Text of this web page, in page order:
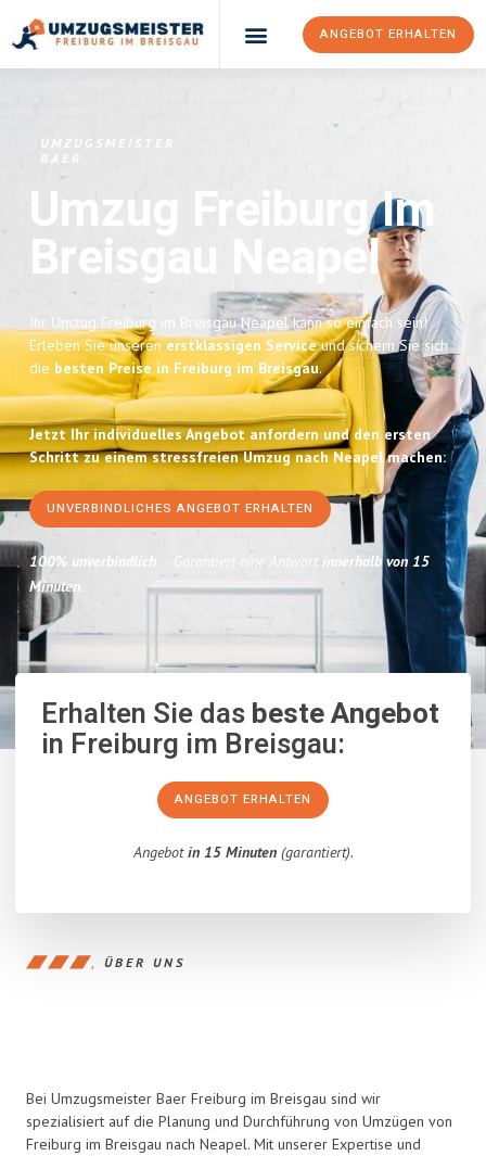
ANGEBOT ERHALTEN
UMZUGSMEISTER
BAER
Umzug Freiburg Im
Breisgau Neapel
Ihr Umzug Freiburg im Breisgau Neapel kann so einfach sein!
Erleben Sie unserenerstklassigen Serviceund sichern Sie sich
die besten Preise in Freiburg im Breisgau.
Jetzt Ihr individuelles Angebot anfordern und den ersten
Schritt zu einem stressfreien Umzug nach Neapel machen:
UNVERBINDLICHES ANGEBOT ERHALTEN
100% unverbindlich – Garantiert eine Antwort innerhalb von 15
Minuten.
Erhalten Sie dasbeste Angebot
in Freiburg im Breisgau:
ANGEBOT ERHALTEN
Angebotin 15 Minuten(garantiert).
ÜBER UNS
Bei Umzugsmeister Baer Freiburg im Breisgau sind wir
spezialisiert auf die Planung und Durchführung von Umzügen von
Freiburg im Breisgau nach Neapel. Mit unserer Expertise und